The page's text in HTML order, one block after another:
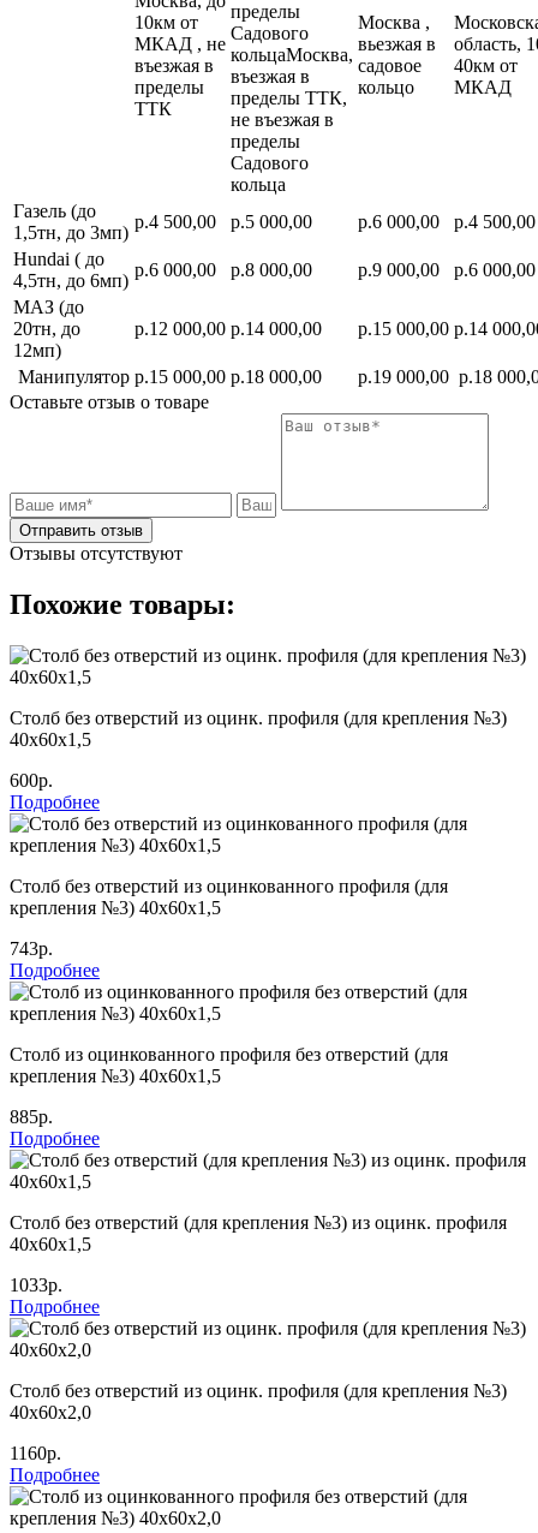
10км от
МКАД , не
въезжая в
пределы
ТТК
пределы
Садового
кольцаМосква,
въезжая в
пределы ТТК,
не въезжая в
пределы
Садового
кольца
Москва ,
вьезжая в
садовое
кольцо
область,
40км от
МКАД
Газель (до
1,5тн, до 3мп)
р.4 500,00 р.5 000,00 р.6 000,00
р.4 500,00
Hundai ( до
4,5тн, до 6мп)
р.6 000,00 р.8 000,00 р.9 000,00
р.6 000,00
МАЗ (до
20тн, до
12мп)
р.12 000,00 р.14 000,00 р.15 000,00 р.14
Манипулятор р.15 000,00 р.18 000,00 р.19 000,00 р.18
Оставьте отзыв о товаре
Отправить отзыв
Отзывы отсутствуют
Похожие товары:
Столб без отверстий из оцинк. профиля (для крепления №3)
40х60х1,5
600р.
Подробнее
Столб без отверстий из оцинкованного профиля (для
крепления №3) 40х60х1,5
743р.
Подробнее
Столб из оцинкованного профиля без отверстий (для
крепления №3) 40х60х1,5
885р.
Подробнее
Столб без отверстий (для крепления №3) из оцинк. профиля
40х60х1,5
1033р.
Подробнее
Столб без отверстий из оцинк. профиля (для крепления №3)
40х60х2,0
1160р.
Подробнее